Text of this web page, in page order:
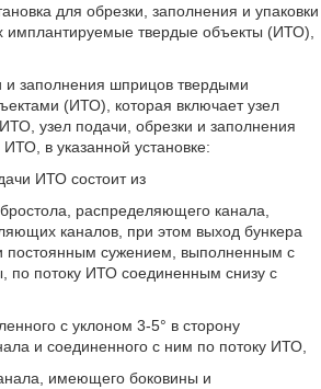
для обрезки, заполнения и упаковки
твердые объекты (ИТО),
и заполнения шприцов твердыми
(ИТО), которая включает узел
узел подачи, обрезки и заполнения
в указанной установке:
ИТО состоит из
распределяющего канала,
каналов, при этом выход бункера
постоянным сужением, выполненным с
по потоку ИТО соединенным снизу с
с уклоном 3-5° в сторону
и соединенного с ним по потоку ИТО,
имеющего боковины и